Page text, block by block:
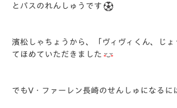
とパスのれんしゅうです
濱松しゃちょうから、「ヴィヴィくん、じょ
てほめていただきました
でもV・ファーレン長崎のせんしゅになるに